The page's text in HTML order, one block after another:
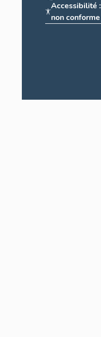
Accessibilité :
non conforme